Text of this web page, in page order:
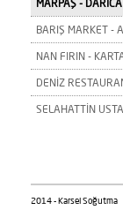
MARPAŞ - DARICA
BARIŞ MARKET -
NAN FIRIN -
DENİZ
SELAHATTİN
2014 - Karsel